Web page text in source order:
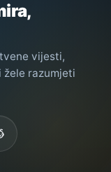
vijesti,
razumjeti